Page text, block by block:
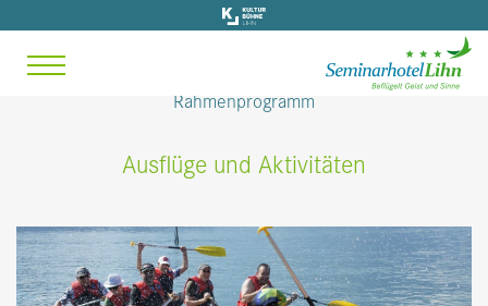
Rahmenprogramm
Ausflüge und Aktivitäten